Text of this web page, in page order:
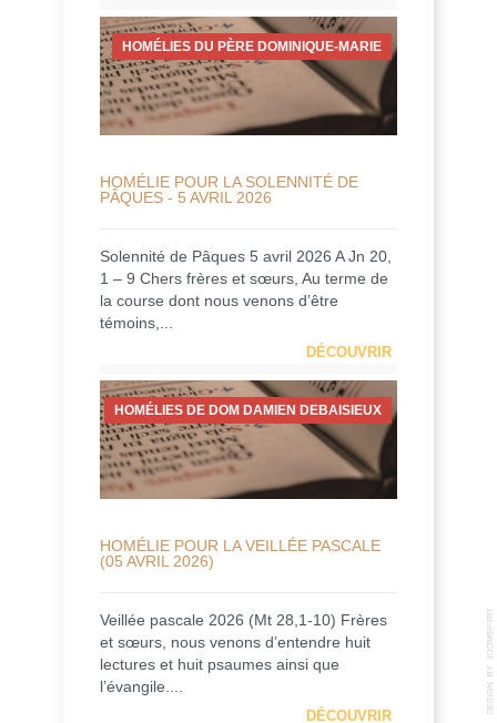
HOMÉLIES DU PÈRE DOMINIQUE-MARIE
HOMÉLIE POUR LA SOLENNITÉ DE
PÂQUES - 5 AVRIL 2026
Solennité de Pâques 5 avril 2026 A Jn 20,
1 – 9 Chers frères et sœurs, Au terme de
la course dont nous venons d’être
témoins,...
DÉCOUVRIR
HOMÉLIES DE DOM DAMIEN DEBAISIEUX
HOMÉLIE POUR LA VEILLÉE PASCALE
(05 AVRIL 2026)
Veillée pascale 2026 (Mt 28,1-10) Frères
et sœurs, nous venons d’entendre huit
lectures et huit psaumes ainsi que
l’évangile....
DÉCOUVRIR